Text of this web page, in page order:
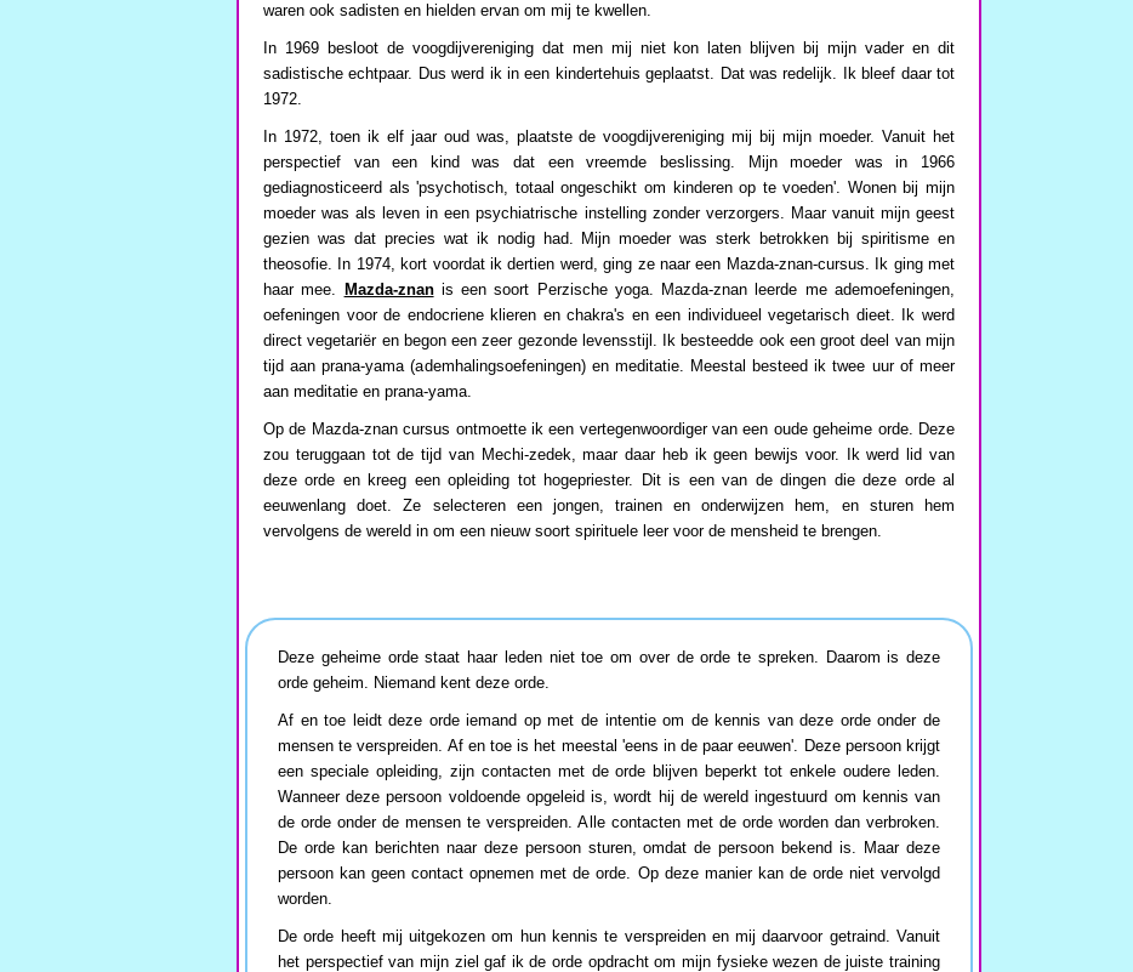
waren ook sadisten en hielden ervan om mij te kwellen.
In 1969 besloot de voogdijvereniging dat men mij niet kon laten blijven bij mijn vader en dit
sadistische echtpaar. Dus werd ik in een kindertehuis geplaatst. Dat was redelijk. Ik bleef daar tot
1972.
In 1972, toen ik elf jaar oud was, plaatste de voogdijvereniging mij bij mijn moeder. Vanuit het
perspectief van een kind was dat een vreemde beslissing. Mijn moeder was in 1966
gediagnosticeerd als 'psychotisch, totaal ongeschikt om kinderen op te voeden'. Wonen bij mijn
moeder was als leven in een psychiatrische instelling zonder verzorgers. Maar vanuit mijn geest
gezien was dat precies wat ik nodig had. Mijn moeder was sterk betrokken bij spiritisme en
theosofie. In 1974, kort voordat ik dertien werd, ging ze naar een Mazda-znan-cursus. Ik ging met
haar mee.
Mazda-znanis een soort Perzische yoga. Mazda-znan leerde me ademoefeningen,
oefeningen voor de endocriene klieren en chakra's en een individueel vegetarisch dieet. Ik werd
direct vegetariër en begon een zeer gezonde levensstijl. Ik besteedde ook een groot deel van mijn
tijd aan prana-yama (ademhalingsoefeningen) en meditatie. Meestal besteed ik twee uur of meer
aan meditatie en prana-yama.
Op de Mazda-znan cursus ontmoette ik een vertegenwoordiger van een oude geheime orde. Deze
zou teruggaan tot de tijd van Mechi-zedek, maar daar heb ik geen bewijs voor. Ik werd lid van
deze orde en kreeg een opleiding tot hogepriester. Dit is een van de dingen die deze orde al
eeuwenlang doet. Ze selecteren een jongen, trainen en onderwijzen hem, en sturen hem
vervolgens de wereld in om een nieuw soort spirituele leer voor de mensheid te brengen.
Deze geheime orde staat haar leden niet toe om over de orde te spreken. Daarom is deze
orde geheim. Niemand kent deze orde.
Af en toe leidt deze orde iemand op met de intentie om de kennis van deze orde onder de
mensen te verspreiden. Af en toe is het meestal 'eens in de paar eeuwen'. Deze persoon krijgt
een speciale opleiding, zijn contacten met de orde blijven beperkt tot enkele oudere leden.
Wanneer deze persoon voldoende opgeleid is, wordt hij de wereld ingestuurd om kennis van
de orde onder de mensen te verspreiden. Alle contacten met de orde worden dan verbroken.
De orde kan berichten naar deze persoon sturen, omdat de persoon bekend is. Maar deze
persoon kan geen contact opnemen met de orde. Op deze manier kan de orde niet vervolgd
worden.
De orde heeft mij uitgekozen om hun kennis te verspreiden en mij daarvoor getraind. Vanuit
het perspectief van mijn ziel gaf ik de orde opdracht om mijn fysieke wezen de juiste training